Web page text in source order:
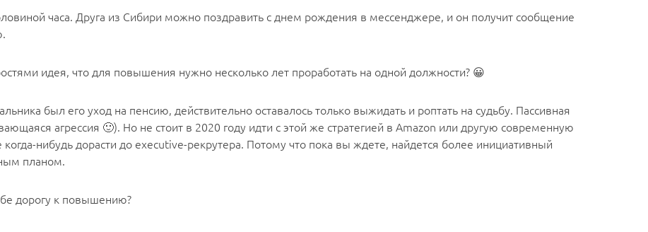
часа. Друга из Сибири можно поздравить с днем рождения в мессенджере, и он получит сообщение
идея, что для повышения нужно несколько лет проработать на одной должности? 😀
был его уход на пенсию, действительно оставалось только выжидать и роптать на судьбу. Пассивная
агрессия 🙂). Но не стоит в 2020 году идти с этой же стратегией в Amazon или другую современную
нибудь дорасти до executive-рекрутера. Потому что пока вы ждете, найдется более инициативный
планом.
дорогу к повышению?